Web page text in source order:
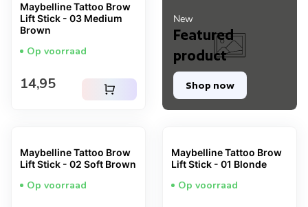
New
Featured
product
Shop now
Maybelline Tattoo Brow
Lift Stick - 03 Medium
Brown
Op voorraad
Normale prijs
14,95 shopping_cart
Maybelline Tattoo Brow
Lift Stick - 02 Soft Brown
Op voorraad
Maybelline Tattoo Brow
Lift Stick - 01 Blonde
Op voorraad